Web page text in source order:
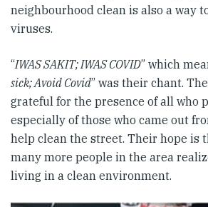
neighbourhood clean is also a way
viruses.
“IWAS SAKIT; IWAS COVID” which
sick; Avoid Covid” was their chant.
grateful for the presence of all who
especially of those who came out
help clean the street. Their hope is
many more people in the area
living in a clean environment.